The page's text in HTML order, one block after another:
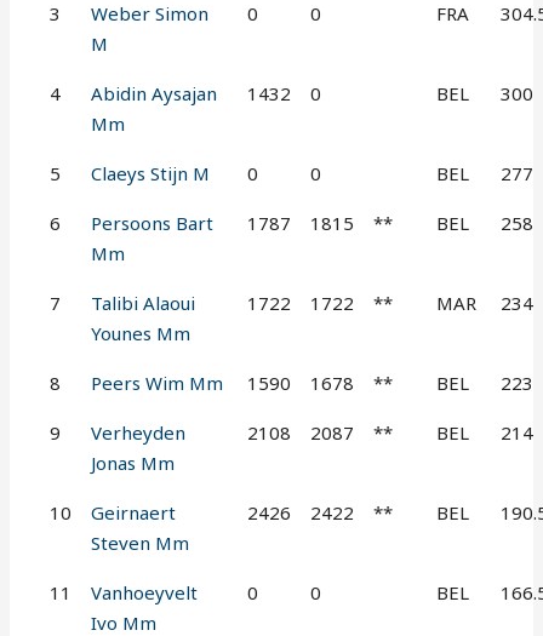
3
Weber Simon
M
0 0 FRA
4
Abidin Aysajan
Mm
1432 0 BEL 300
5 Claeys Stijn M 0 0 BEL 277
6
Persoons Bart
Mm
1787 1815 ** BEL 258
7
Talibi Alaoui
Younes Mm
1722 1722 ** MAR 234
8 Peers Wim Mm 1590 1678 ** BEL 223
9
Verheyden
Jonas Mm
2108 2087 ** BEL 214
10
Geirnaert
Steven Mm
2426 2422 ** BEL
11
Vanhoeyvelt
Ivo Mm
0 0 BEL